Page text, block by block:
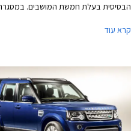
הבסיסית בעלת חמשת המושבים.
קרא עוד